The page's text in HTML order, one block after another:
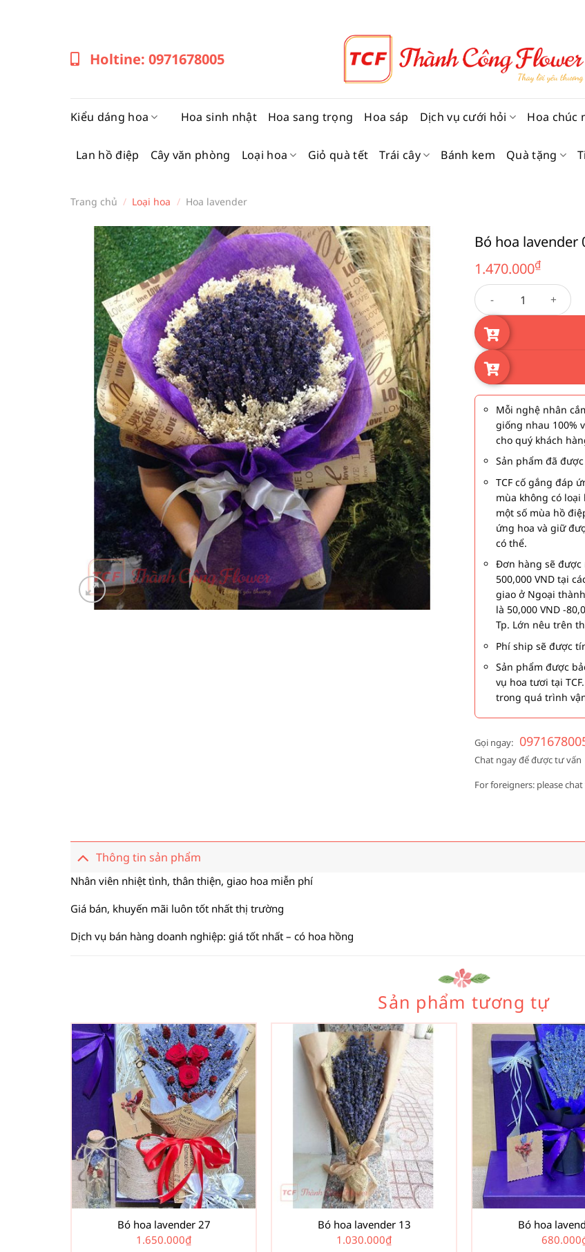
Holtine: 0971678005
Kiểu dáng hoa Hoa sinh nhật Hoa sang trọng Hoa sáp Dịch vụ cưới hỏi Hoa chúc
Lan hồ điệp Cây văn phòng Loại hoa Giỏ quà tết Trái cây Bánh kem Quà tặng
Trang chủ / Loại hoa / Hoa lavender
Bó hoa lavender
1.470.000₫
Bó hoa lavender 02 số
Mỗi nghệ nhân
giống nhau 100%
cho quý khách
Sản phẩm đã
TCF cố gắng đáp
mùa không có loại
một số mùa hồ
ứng hoa và giữ
có thể.
Đơn hàng sẽ
500,000 VND tại
giao ở Ngoại
là 50,000 VND -
Tp. Lớn nêu trên
Phí ship sẽ được
Sản phẩm được
vụ hoa tươi tại
trong quá trình
Gọi ngay:
Chat ngay để được tư vấn
For foreigners: please
Thông tin sản phẩm
Nhân viên nhiệt tình, thân thiện, giao hoa miễn phí
Giá bán, khuyến mãi luôn tốt nhất thị trường
Dịch vụ bán hàng doanh nghiệp: giá tốt nhất – có hoa hồng
Sản phẩm tương tự
Bó hoa lavender 27
1.650.000₫
Bó hoa lavender 13
1.030.000₫
Bó hoa
680.000